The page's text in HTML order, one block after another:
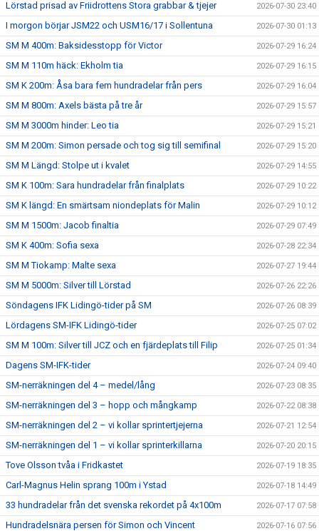
Lörstad prisad av Friidrottens Stora grabbar & tjejer 2026-07-30 23:40
I morgon börjar JSM22 och USM16/17 i Sollentuna 2026-07-30 01:13
SM M 400m: Baksidesstopp för Victor 2026-07-29 16:24
SM M 110m häck: Ekholm tia 2026-07-29 16:15
SM K 200m: Åsa bara fem hundradelar från pers 2026-07-29 16:04
SM M 800m: Axels bästa på tre år 2026-07-29 15:57
SM M 3000m hinder: Leo tia 2026-07-29 15:21
SM M 200m: Simon persade och tog sig till semifinal 2026-07-29 15:20
SM M Längd: Stolpe ut i kvalet 2026-07-29 14:55
SM K 100m: Sara hundradelar från finalplats 2026-07-29 10:22
SM K längd: En smärtsam niondeplats för Malin 2026-07-29 10:12
SM M 1500m: Jacob finaltia 2026-07-29 07:49
SM K 400m: Sofia sexa 2026-07-28 22:34
SM M Tiokamp: Malte sexa 2026-07-27 19:44
SM M 5000m: Silver till Lörstad 2026-07-26 22:26
Söndagens IFK Lidingö-tider på SM 2026-07-26 08:39
Lördagens SM-IFK Lidingö-tider 2026-07-25 07:02
SM M 100m: Silver till JCZ och en fjärdeplats till Filip 2026-07-25 01:34
Dagens SM-IFK-tider 2026-07-24 09:40
SM-nerräkningen del 4 – medel/lång 2026-07-23 08:35
SM-nerräkningen del 3 – hopp och mångkamp 2026-07-22 08:38
SM-nerräkningen del 2 – vi kollar sprintertjejerna 2026-07-21 12:54
SM-nerräkningen del 1 – vi kollar sprinterkillarna 2026-07-20 20:15
Tove Olsson tvåa i Fridkastet 2026-07-19 18:35
Carl-Magnus Helin sprang 100m i Ystad 2026-07-18 14:49
33 hundradelar från det svenska rekordet på 4x100m 2026-07-17 07:58
Hundradelsnära persen för Simon och Vincent 2026-07-16 07:56